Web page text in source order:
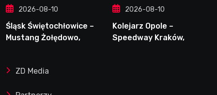
2026-08-10
Śląsk Świętochłowice –
Mustang Żołędowo,
2026-08-10
Kolejarz Opole –
Speedway Kraków,
ZD Media